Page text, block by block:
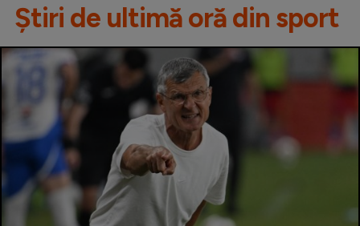
Știri de ultimă oră din sport